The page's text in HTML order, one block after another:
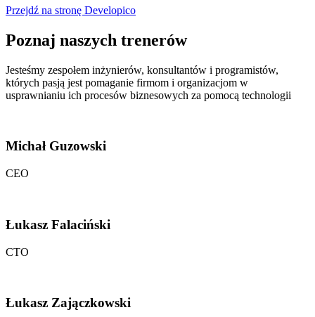
Przejdź na stronę Developico
Poznaj naszych trenerów
Jesteśmy zespołem inżynierów, konsultantów i programistów,
których pasją jest pomaganie firmom i organizacjom w
usprawnianiu ich procesów biznesowych za pomocą technologii
Michał Guzowski
CEO
Łukasz Falaciński
CTO
Łukasz Zajączkowski